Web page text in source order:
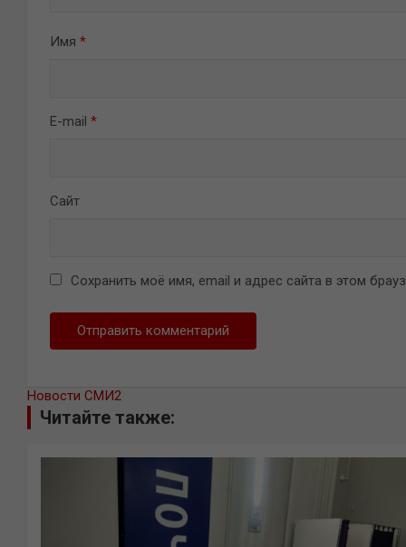
Имя *
E-mail *
Сайт
Сохранить моё имя, email и адрес сайта в этом
Новости СМИ2
Читайте также: